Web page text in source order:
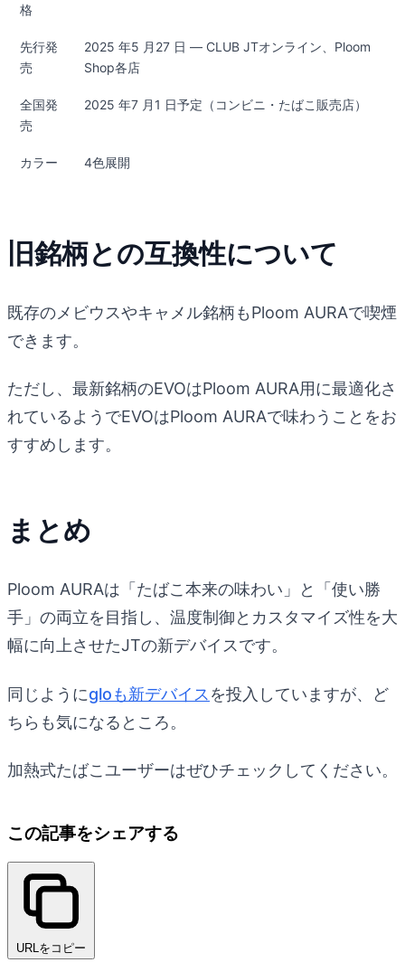
格
先行発
売
2025 年5 月27 日 ― CLUB JTオンライン、Ploom
Shop各店
全国発
売
2025 年7 月1 日予定（コンビニ・たばこ販売店）
カラー 4色展開
旧銘柄との互換性について
既存のメビウスやキャメル銘柄もPloom AURAで喫煙
できます。
ただし、最新銘柄のEVOはPloom AURA用に最適化さ
れているようでEVOはPloom AURAで味わうことをお
すすめします。
まとめ
Ploom AURAは「たばこ本来の味わい」と「使い勝
手」の両立を目指し、温度制御とカスタマイズ性を大
幅に向上させたJTの新デバイスです。
同じようにgloも新デバイス を投入していますが、ど
ちらも気になるところ。
加熱式たばこユーザーはぜひチェックしてください。
この記事をシェアする
URLをコピー